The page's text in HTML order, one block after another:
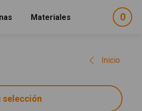
Materiales 0
Inicio